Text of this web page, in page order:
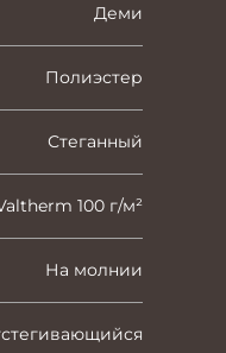
Деми
Полиэстер
Стеганный
100 г/м²
На молнии